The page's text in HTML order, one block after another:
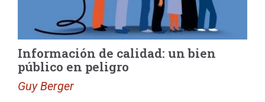
Información de calidad: un bien
público en peligro
Guy Berger